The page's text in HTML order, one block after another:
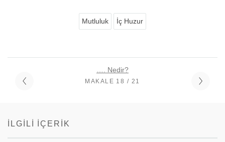
Mutluluk İç Huzur
…. Nedir?
MAKALE 18 / 21
İLGILI İÇERIK